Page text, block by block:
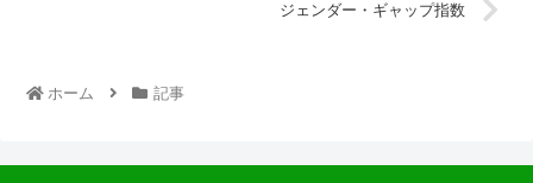
ジェンダー・ギャップ指数
ホーム 記事